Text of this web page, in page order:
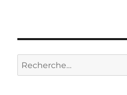
Recherche
pour :